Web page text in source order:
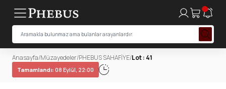
Anasayfa/Müzayedeler/PHEBUS SAHAFİYE/Lot : 41
Tamamlandı: 08 Eylül, 22:00